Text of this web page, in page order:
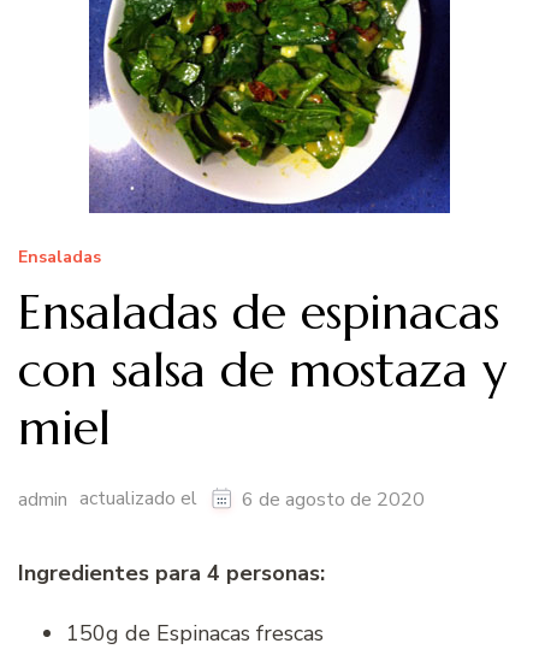
Ensaladas
Ensaladas de espinacas
con salsa de mostaza y
miel
admin actualizado el 6 de agosto de 2020
Ingredientes para 4 personas:
150g de Espinacas frescas